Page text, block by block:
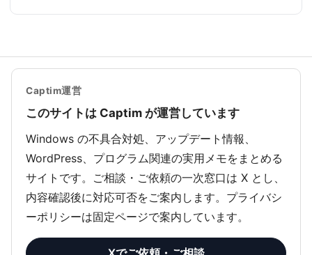
Captim運営
このサイトは Captim が運営しています
Windows の不具合対処、アップデート情報、
WordPress、プログラム関連の実用メモをまとめる
サイトです。ご相談・ご依頼の一次窓口は X とし、
内容確認後に対応可否をご案内します。プライバシ
ーポリシーは固定ページで案内しています。